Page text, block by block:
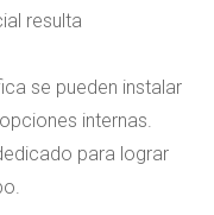
resulta
se pueden instalar
internas.
para lograr